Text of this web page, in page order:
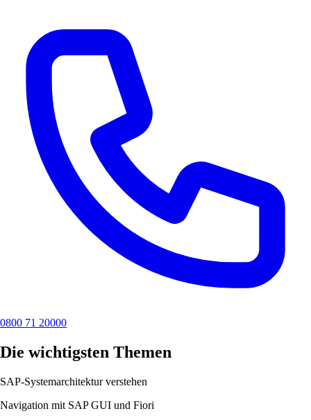
0800 71 20000
Die wichtigsten Themen
SAP-Systemarchitektur verstehen
Navigation mit SAP GUI und Fiori